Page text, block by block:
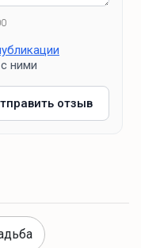
ними
отзыв